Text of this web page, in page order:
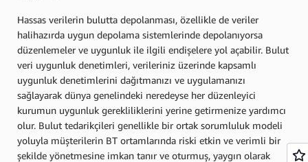
Hassas verilerin bulutta depolanması, özellikle de veriler
halihazırda uygun depolama sistemlerinde depolanıyorsa
düzenlemeler ve uygunluk ile ilgili endişelere yol açabilir. Bulut
veri uygunluk denetimleri, verileriniz üzerinde kapsamlı
uygunluk denetimlerini dağıtmanızı ve uygulamanızı
sağlayarak dünya genelindeki neredeyse her düzenleyici
kurumun uygunluk gerekliliklerini yerine getirmenize yardımcı
olur. Bulut tedarikçileri genellikle bir ortak sorumluluk modeli
yoluyla müşterilerin BT ortamlarında riski etkin ve verimli bir
şekilde yönetmesine imkan tanır ve oturmuş, yaygın olarak